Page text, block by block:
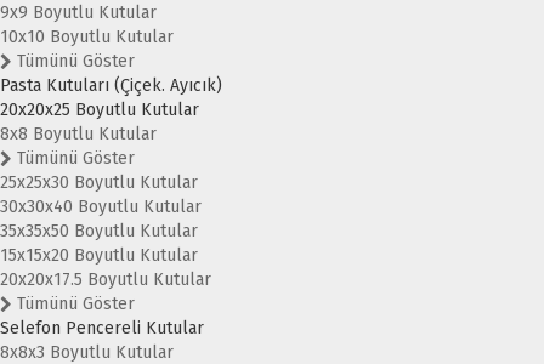
9x9 Boyutlu Kutular
10x10 Boyutlu Kutular
Tümünü Göster
Pasta Kutuları (Çiçek. Ayıcık)
20x20x25 Boyutlu Kutular
8x8 Boyutlu Kutular
Tümünü Göster
25x25x30 Boyutlu Kutular
30x30x40 Boyutlu Kutular
35x35x50 Boyutlu Kutular
15x15x20 Boyutlu Kutular
20x20x17.5 Boyutlu Kutular
Tümünü Göster
Selefon Pencereli Kutular
8x8x3 Boyutlu Kutular